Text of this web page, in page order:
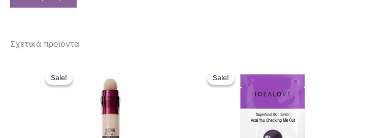
Σχετικά προϊόντα
Sale!
Sale!
was:
14,90 €.
Sale!
Sale!
price
4,50 €.
τρέχουσα
τιμή
είναι: